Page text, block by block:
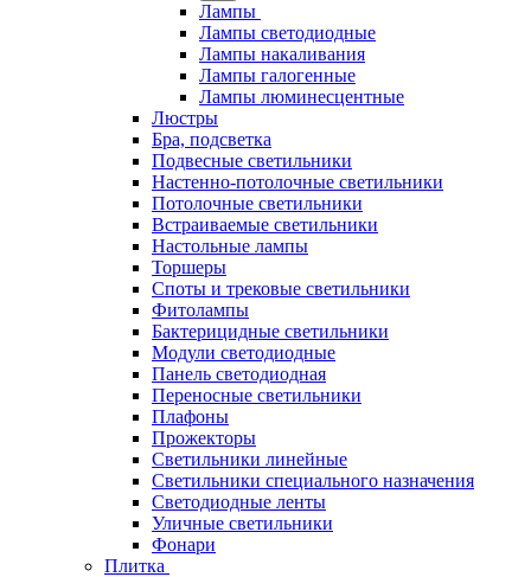
Лампы
Лампы светодиодные
Лампы накаливания
Лампы галогенные
Лампы люминесцентные
Люстры
Бра, подсветка
Подвесные светильники
Настенно-потолочные светильники
Потолочные светильники
Встраиваемые светильники
Настольные лампы
Торшеры
Споты и трековые светильники
Фитолампы
Бактерицидные светильники
Модули светодиодные
Панель светодиодная
Переносные светильники
Плафоны
Прожекторы
Светильники линейные
Светильники специального назначения
Светодиодные ленты
Уличные светильники
Фонари
Плитка